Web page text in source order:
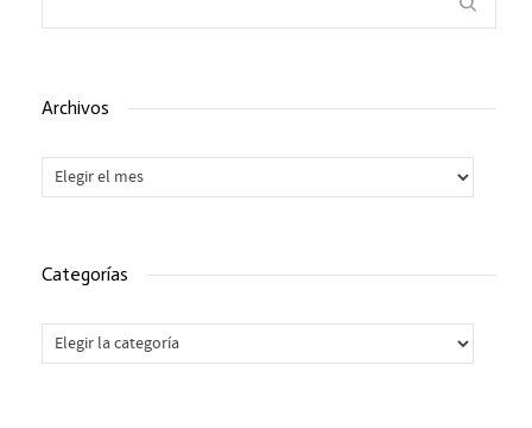
Archivos
Archivos
Categorías
Categorías